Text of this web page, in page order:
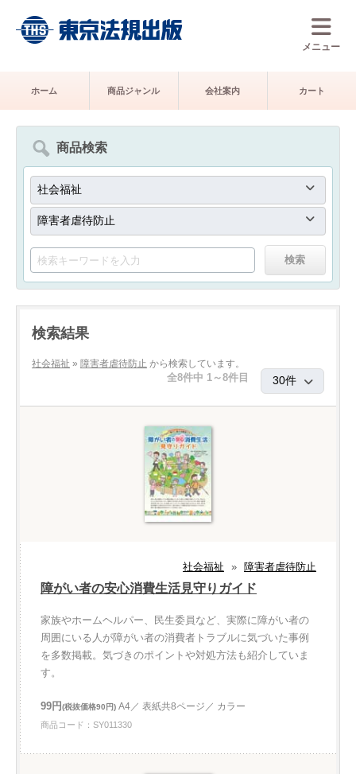
メニュー
ホーム 商品ジャンル 会社案内 カート
商品検索
検索結果
社会福祉 » 障害者虐待防止 から検索しています。
全8件中 1～8件目
社会福祉 » 障害者虐待防止
障がい者の安心消費生活見守りガイド
家族やホームヘルパー、民生委員など、実際に障がい者の
周囲にいる人が障がい者の消費者トラブルに気づいた事例
を多数掲載。気づきのポイントや対処方法も紹介していま
す。
99円(税抜価格90円) A4／ 表紙共8ページ／ カラー
商品コード：SY011330